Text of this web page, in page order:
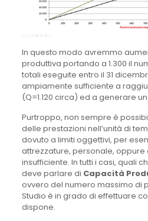
In questo modo avremmo
produttiva portando a 1.300 il
totali eseguite entro il 31
ampiamente sufficiente a
(Q=1.120 circa) ed a generare un
Purtroppo, non sempre è
delle prestazioni nell’unità di
dovuto a limiti oggettivi, per
attrezzature, personale, oppure
insufficiente. In tutti i casi, quali
deve parlare di Capacità
ovvero del numero massimo di
Studio è in grado di effettuare
dispone.